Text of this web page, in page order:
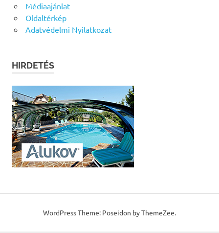
Médiaajánlat
Oldaltérkép
Adatvédelmi Nyilatkozat
HIRDETÉS
WordPress Theme: Poseidon by ThemeZee.